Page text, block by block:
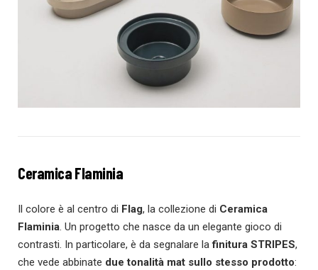
Ceramica Flaminia
Il colore è al centro di Flag, la collezione di Ceramica
Flaminia. Un progetto che nasce da un elegante gioco di
contrasti. In particolare, è da segnalare lafinitura STRIPES,
che vede abbinate due tonalità mat sullo stesso prodotto: